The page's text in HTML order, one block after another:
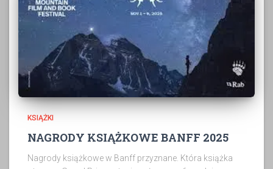
KSIĄŻKI
NAGRODY KSIĄŻKOWE BANFF 2025
Nagrody książkowe w Banff przyznane. Która książka